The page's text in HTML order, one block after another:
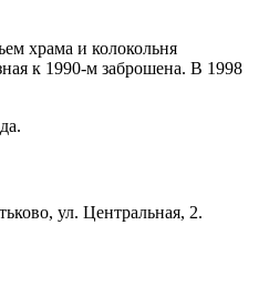
храма и колокольня
к 1990-м заброшена. В 1998
ул. Центральная, 2.